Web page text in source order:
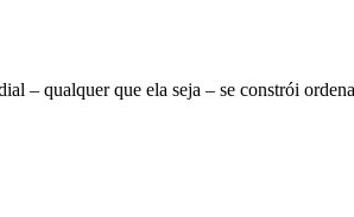
– qualquer que ela seja – se constrói